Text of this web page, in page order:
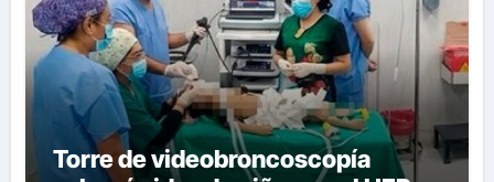
Torre de videobroncoscopía